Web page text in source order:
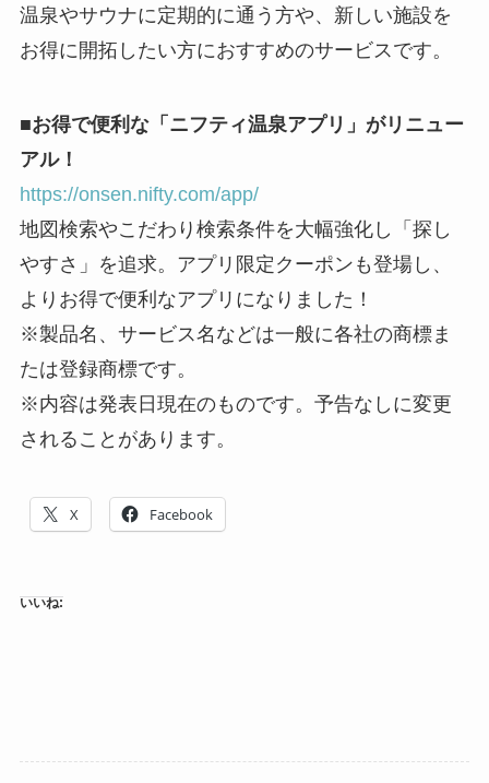
温泉やサウナに定期的に通う方や、新しい施設を
お得に開拓したい方におすすめのサービスです。
■お得で便利な「ニフティ温泉アプリ」がリニュー
アル！
https://onsen.nifty.com/app/
地図検索やこだわり検索条件を大幅強化し「探し
やすさ」を追求。アプリ限定クーポンも登場し、
よりお得で便利なアプリになりました！
※製品名、サービス名などは一般に各社の商標ま
たは登録商標です。
※内容は発表日現在のものです。予告なしに変更
されることがあります。
X Facebook
いいね: